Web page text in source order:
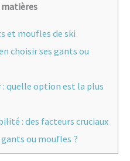
matières
et moufles de ski
choisir ses gants ou
: quelle option est la plus
: des facteurs cruciaux
ou moufles ?